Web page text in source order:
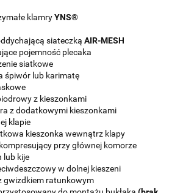
klamryYNS®
siateczką AIR-MESH
pojemność plecaka
siatkowe
śpiwór lub karimatę
z kieszonkami
z dodatkowymi kieszonkami
klapie
kieszonka wewnątrz klapy
przy głównej komorze
lub kije
w dolnej kieszeni
gwizdkiem ratunkowym